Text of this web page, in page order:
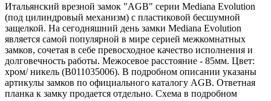
Итальянский врезной замок "AGB" серии Mediana Evolution
(под цилиндровый механизм) с пластиковой бесшумной
защелкой. На сегодняшний день замки Mediana Evolution
является самой популярной в мире серией межкомнатных
замков, сочетая в себе превосходное качество исполнения и
долговечность работы. Межосевое расстояние - 85мм. Цвет:
хром/ никель (B011035006). В подробном описании указаны
артикулы замков по официального каталогу AGB. Ответная
планка к замку продается отдельно. Схема в подробном